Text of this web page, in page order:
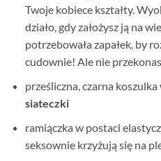
Twoje kobiece kształty.
działo, gdy założysz ją na
potrzebowała zapałek, by
cudownie! Ale nie
prześliczna, czarna
siateczki
ramiączka w postaci
seksownie krzyżują się na